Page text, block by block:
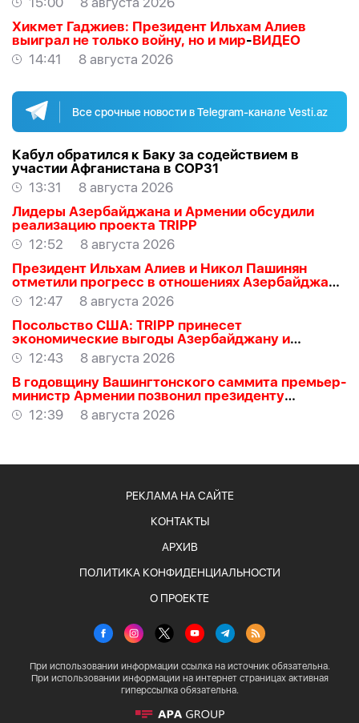
АЛЛАХВЕРАНОВ
Хикмет Гаджиев: Президент Ильхам Алиев
выиграл не только войну, но и мир-ВИДЕО
14:41
8 августа 2026
Все срочные новости в Telegram-канале Vesti.az
Кабул обратился к Баку за содействием в
участии Афганистана в COP31
13:31
8 августа 2026
Лидеры Азербайджана и Армении обсудили
реализацию проекта TRIPP
12:52
8 августа 2026
Президент Ильхам Алиев и Никол Пашинян
отметили прогресс в отношениях Азербайджана
и Армении
12:47
8 августа 2026
Посольство США: TRIPP принесет
экономические выгоды Азербайджану и
региону
12:43
8 августа 2026
В годовщину Вашингтонского саммита премьер-
министр Армении позвонил президенту
Азербайджана Ильхаму Алиеву
12:39 8 августа 2026
РЕКЛАМА НА САЙТЕ
КОНТАКТЫ
АРХИВ
ПОЛИТИКА КОНФИДЕНЦИАЛЬНОСТИ
О ПРОЕКТЕ
При использовании информации ссылка на источник обязательна.
При использовании информации на интернет страницах активная
гиперссылка обязательна.